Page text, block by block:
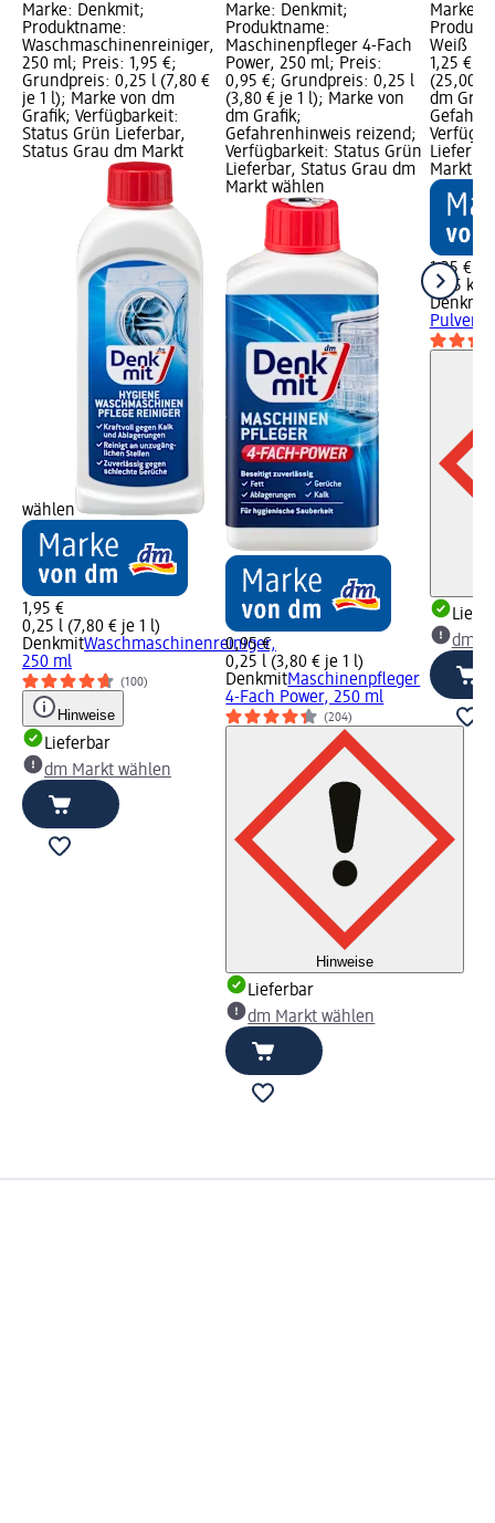
Marke: Denkmit;
Produktname:
Waschmaschinenreiniger,
250 ml; Preis: 1,95 €;
Grundpreis: 0,25 l (7,80 €
je 1 l); Marke von dm
Grafik; Verfügbarkeit:
Status Grün Lieferbar,
Status Grau dm Markt
wählen
1,95 €
0,25 l (7,80 € je 1 l)
DenkmitWaschmaschinenreiniger,
250 ml
(100)
Hinweise
Lieferbar
dm Markt wählen
Marke: Denkmit;
Produktname:
Maschinenpfleger 4-Fach
Power, 250 ml; Preis:
0,95 €; Grundpreis: 0,25 l
(3,80 € je 1 l); Marke von
dm Grafik;
Gefahrenhinweis reizend;
Verfügbarkeit: Status Grün
Lieferbar, Status Grau dm
Markt wählen
0,95 €
0,25 l (3,80 € je 1 l)
DenkmitMaschinenpfleger
4-Fach Power, 250 ml
(204)
Hinweise
Lieferbar
dm Markt wählen
Marke:
Weiß
1,25 €;
(25,00 €
dm
Markt
1,25 €
0,05 kg
Denkmit
Pulver,
dm